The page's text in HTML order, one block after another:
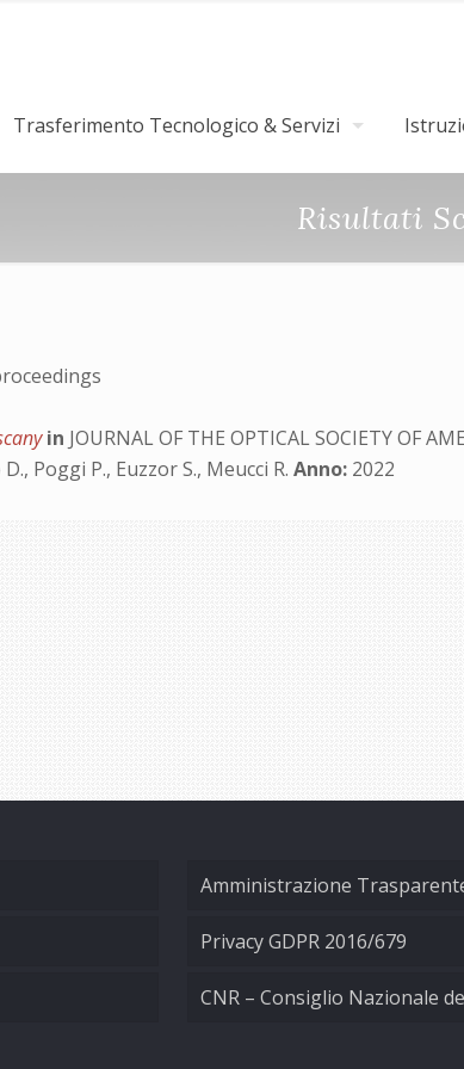
Trasferimento Tecnologico & Servizi
Risultati
in JOURNAL OF THE OPTICAL SOCIETY OF
Poggi P., Euzzor S., Meucci R.Anno: 2022
Amministrazione
Privacy GDPR 2016/679
CNR – Consiglio Nazionale